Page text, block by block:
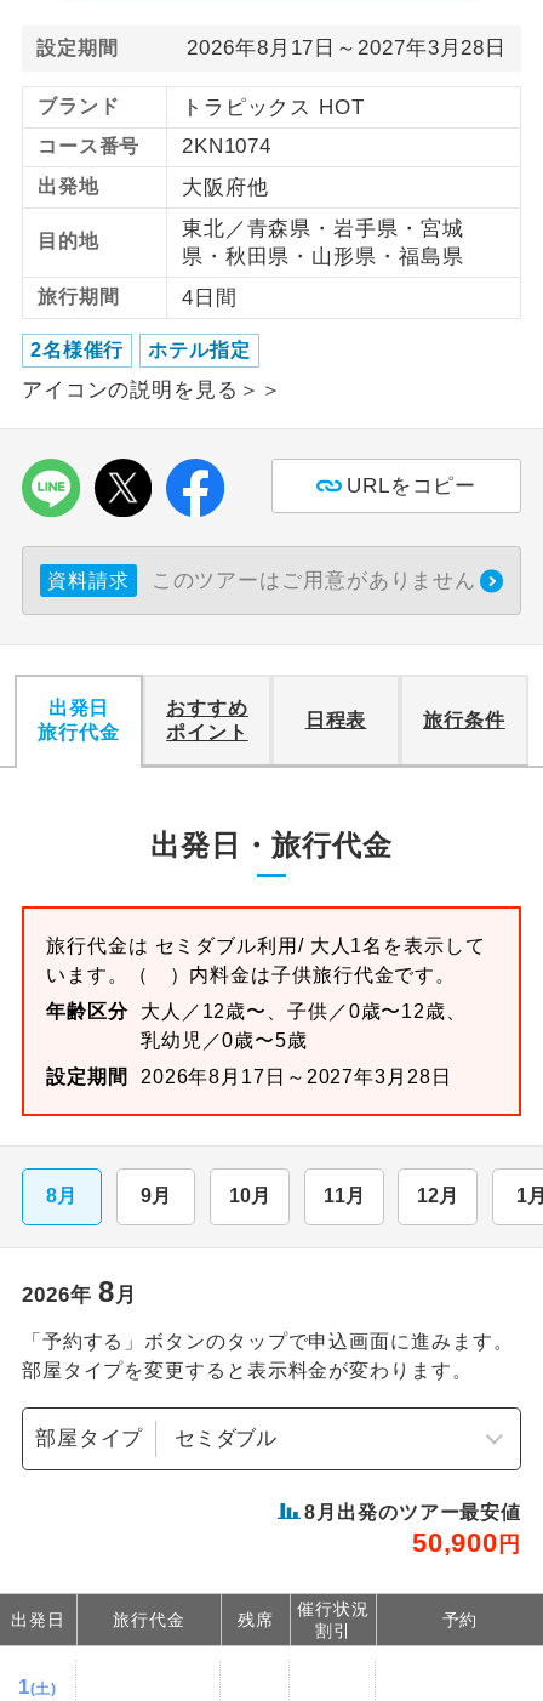
設定期間 2026年8月17日～2027年3月28日
ブランド トラピックス HOT
コース番号 2KN1074
出発地 大阪府他
目的地
東北／青森県・岩手県・宮城
県・秋田県・山形県・福島県
旅行期間 4日間
2名様催行 ホテル指定
アイコンの説明を見る＞＞
URLをコピー
資料請求 このツアーはご用意がありません
出発日
旅行代金
おすすめ
ポイント
日程表 旅行条件
出発日・旅行代金
旅行代金は セミダブル利用/ 大人1名を表示して
います。
（ ）内料金は子供旅行代金です。
年齢区分
大人／12歳〜、子供／0歳〜12歳、
乳幼児／0歳〜5歳
設定期間
2026年8月17日～2027年3月28日
8月 9月 10月 11月 12月 1
2026年 8月
「予約する」ボタンのタップで申込画面に進みます。
部屋タイプを変更すると表示料金が変わります。
部屋タイプ
8 月出発のツアー最安値
50,900 円
出発日 旅行代金 残席
催行状況
割引
予約
1(土)
年齢制限あり
ご参加にあたり年齢に制限があるコース
航空会社指定
利用航空会社が指定なので、ご出発の計
画にとても便利です。
ホテル指定
ご紹介するホテルを指定したコースで
す。
おひとり様バ
ス2席利用
おひとり様でバス席を2席利⽤できま
す。